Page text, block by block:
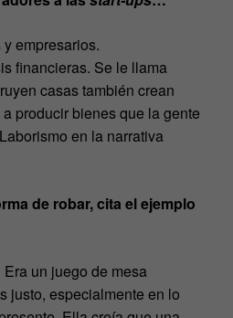
empresarios.
financieras. Se le llama
casas también crean
producir bienes que la gente
en la narrativa
de robar, cita el ejemplo
Era un juego de mesa
justo, especialmente en lo